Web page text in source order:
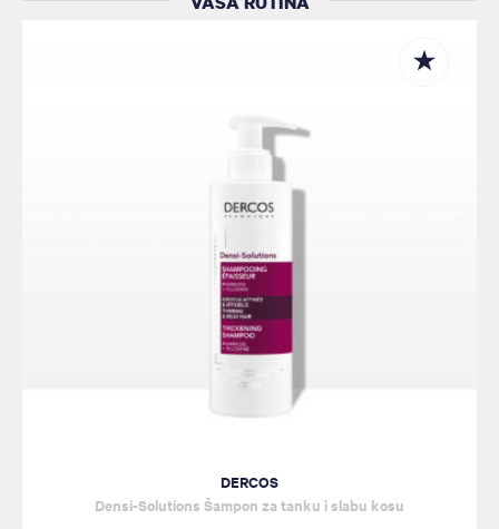
DERCOS
Densi-Solutions Šampon za tanku i slabu kosu